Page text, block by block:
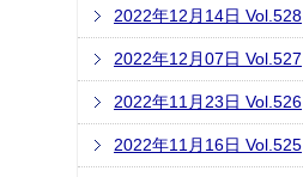
2022年12月14日 Vol.528
2022年12月07日 Vol.527
2022年11月23日 Vol.526
2022年11月16日 Vol.525